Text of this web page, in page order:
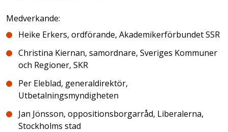
Medverkande:
Heike Erkers, ordförande, Akademikerförbundet SSR
Christina Kiernan, samordnare, Sveriges Kommuner
och Regioner, SKR
Per Eleblad, generaldirektör,
Utbetalningsmyndigheten
Jan Jönsson, oppositionsborgarråd, Liberalerna,
Stockholms stad